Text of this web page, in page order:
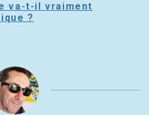
va-t-il vraiment
?